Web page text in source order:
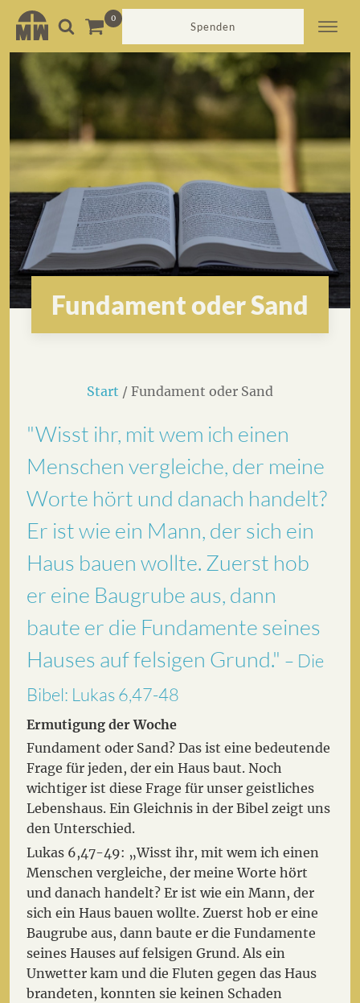
Spenden
Fundament oder Sand
Start / Fundament oder Sand
"Wisst ihr, mit wem ich einen
Menschen vergleiche, der meine
Worte hört und danach handelt?
Er ist wie ein Mann, der sich ein
Haus bauen wollte. Zuerst hob
er eine Baugrube aus, dann
baute er die Fundamente seines
Hauses auf felsigen Grund." – Die
Bibel: Lukas 6,47-48
Ermutigung der Woche
Fundament oder Sand? Das ist eine bedeutende
Frage für jeden, der ein Haus baut. Noch
wichtiger ist diese Frage für unser geistliches
Lebenshaus. Ein Gleichnis in der Bibel zeigt uns
den Unterschied.
Lukas 6,47-49: „Wisst ihr, mit wem ich einen
Menschen vergleiche, der meine Worte hört
und danach handelt? Er ist wie ein Mann, der
sich ein Haus bauen wollte. Zuerst hob er eine
Baugrube aus, dann baute er die Fundamente
seines Hauses auf felsigen Grund. Als ein
Unwetter kam und die Fluten gegen das Haus
brandeten, konnten sie keinen Schaden